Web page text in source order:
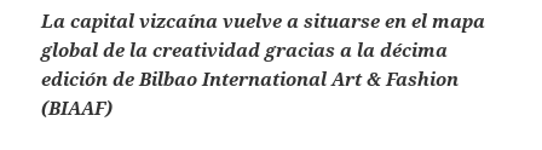
La capital vizcaína vuelve a situarse en el mapa
global de la creatividad gracias a la décima
edición de Bilbao International Art & Fashion
(BIAAF)